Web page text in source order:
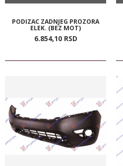
PODIZAC ZADNJEG PROZORA
ELEK. (BEZ MOT)
6.854,10 RSD